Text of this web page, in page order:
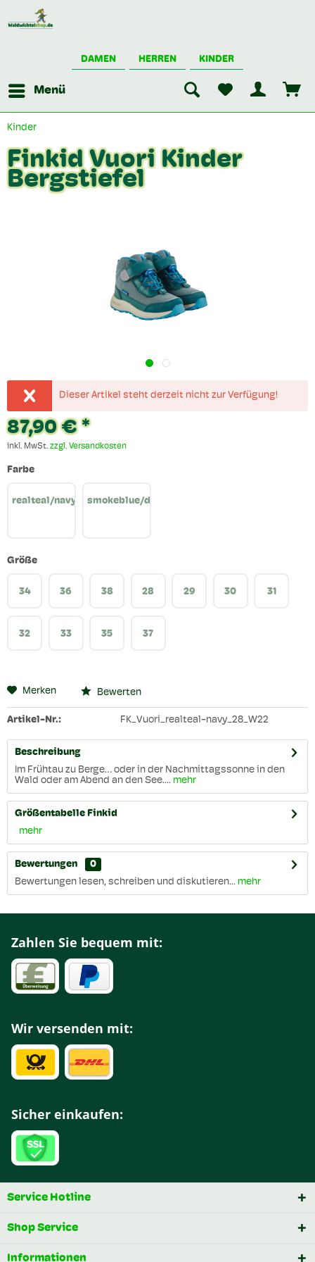
DAMEN HERREN KINDER
Menü
Kinder
Finkid Vuori Kinder
Bergstiefel
Dieser Artikel steht derzeit nicht zur Verfügung!
87,90 € *
inkl. MwSt. zzgl. Versandkosten
Farbe
realteal/navy smokeblue/deepteal
Größe
34 36 38 28 29 30 31
32 33 35 37
Merken Bewerten
Artikel-Nr.: FK_Vuori_realteal-navy_28_W22
Beschreibung
Im Frühtau zu Berge… oder in der Nachmittagssonne in den
Wald oder am Abend an den See.... mehr
Größentabelle Finkid
mehr
Bewertungen
0
Bewertungen lesen, schreiben und diskutieren... mehr
Zahlen Sie bequem mit:
Wir versenden mit:
Sicher einkaufen:
Service Hotline
Shop Service
Informationen